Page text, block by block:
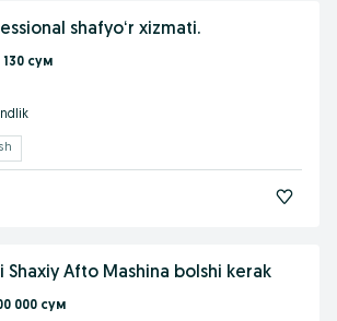
shafyoʻr xizmati.
130 сум
Sotuv Menejeri Shaxiy Afto Mashina bolshi kerak
000 сум